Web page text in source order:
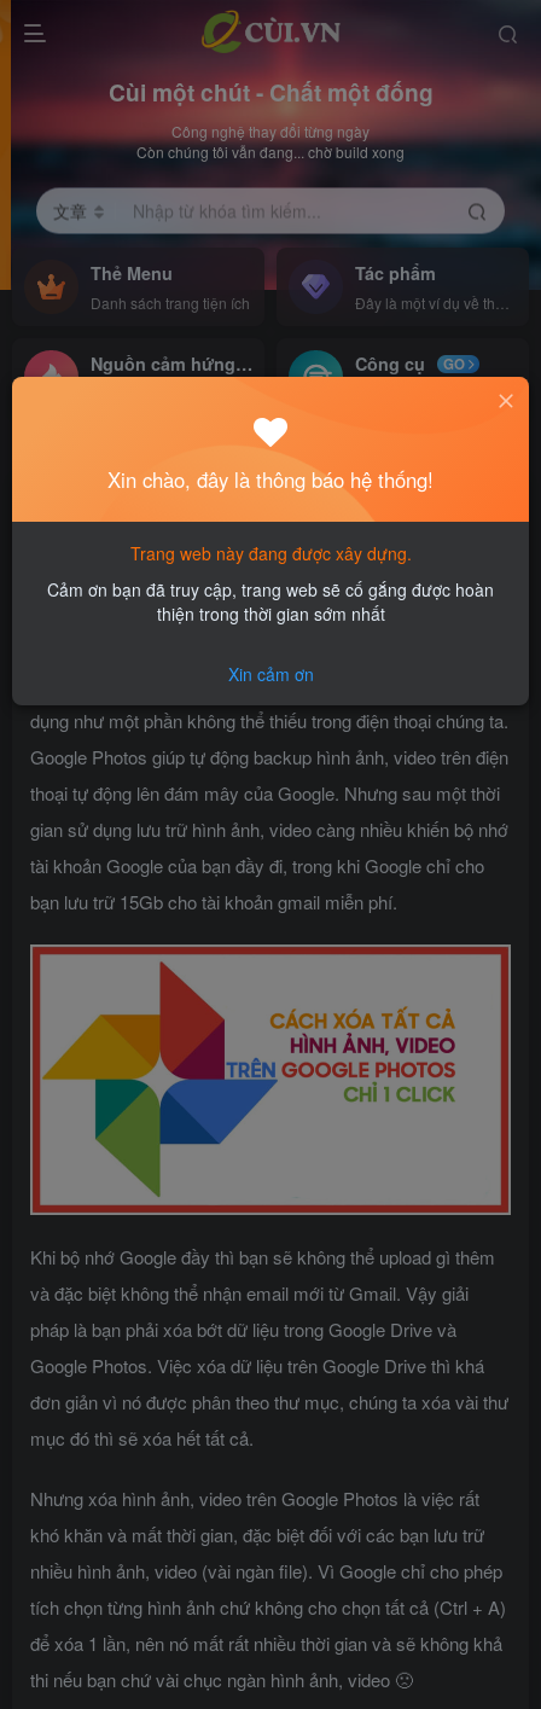
Cùi một chút - Chất một đống
Công nghệ thay đổi từng ngày
Còn chúng tôi vẫn đang... chờ build xong
文章 Nhập từ khóa tìm kiếm...
Thẻ Menu
Danh sách trang tiện ích
Tác phẩm
Nguồn cảm hứng Công cụ
GO
Đây là một ví dụ về thẻ menu
Cách xóa toàn bộ hình ảnh, video trong
Admin
8个月前更新
关注 私信
Google Photos không còn xa lạ với chúng nữa, nó được sử
dụng như một phần không thể thiếu trong điện thoại chúng ta.
Google Photos giúp tự động backup hình ảnh, video trên điện
thoại tự động lên đám mây của Google. Nhưng sau một thời
gian sử dụng lưu trữ hình ảnh, video càng nhiều khiến bộ nhớ
tài khoản Google của bạn đầy đi, trong khi Google chỉ cho
bạn lưu trữ 15Gb cho tài khoản gmail miễn phí.
Khi bộ nhớ Google đầy thì bạn sẽ không thể upload gì thêm
và đặc biệt không thể nhận email mới từ Gmail. Vậy giải
pháp là bạn phải xóa bớt dữ liệu trong Google Drive và
Google Photos. Việc xóa dữ liệu trên Google Drive thì khá
đơn giản vì nó được phân theo thư mục, chúng ta xóa vài thư
mục đó thì sẽ xóa hết tất cả.
Nhưng xóa hình ảnh, video trên Google Photos là việc rất
khó khăn và mất thời gian, đặc biệt đối với các bạn lưu trữ
nhiều hình ảnh, video (vài ngàn file). Vì Google chỉ cho phép
tích chọn từng hình ảnh chứ không cho chọn tất cả (Ctrl + A)
để xóa 1 lần, nên nó mất rất nhiều thời gian và sẽ không khả
thi nếu bạn chứ vài chục ngàn hình ảnh, video 🙁
Xin chào, đây là thông báo hệ thống!
Trang web này đang được xây dựng.
Cảm ơn bạn đã truy cập, trang web sẽ cố gắng được hoàn
thiện trong thời gian sớm nhất
Xin cảm ơn